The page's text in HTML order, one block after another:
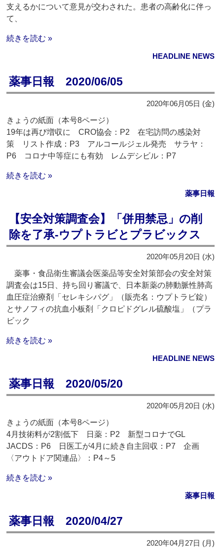
支えるかについて意見が交わされた。患者の高齢化に伴っ
て、
続きを読む »
HEADLINE NEWS
薬事日報 2020/06/05
2020年06月05日 (金)
きょうの紙面（本号8ページ）
19年は再び増収に CRO協会：P2 在宅訪問の感染対
策 リスト作成：P3 アルコールジェル発売 サラヤ：
P6 コロナ中等症にも有効 レムデシビル：P7
続きを読む »
薬事日報
【安全対策調査会】「併用禁忌」の削
除を了承‐ウプトラビとプラビックス
2020年05月20日 (水)
薬事・食品衛生審議会医薬品等安全対策部会の安全対策
調査会は15日、持ち回り審議で、日本新薬の肺動脈性肺高
血圧症治療剤「セレキシパグ」（販売名：ウプトラビ錠）
とサノフィの抗血小板剤「クロピドグレル硫酸塩」（プラ
ビック
続きを読む »
HEADLINE NEWS
薬事日報 2020/05/20
2020年05月20日 (水)
きょうの紙面（本号8ページ）
4月技術料が2割低下 日薬：P2 新型コロナでGL
JACDS：P6 日医工が4月に続き自主回収：P7 企画
〈アウトドア関連品〉：P4～5
続きを読む »
薬事日報
薬事日報 2020/04/27
2020年04月27日 (月)